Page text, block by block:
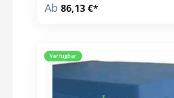
Ab 86,13 €*
Verfügbar